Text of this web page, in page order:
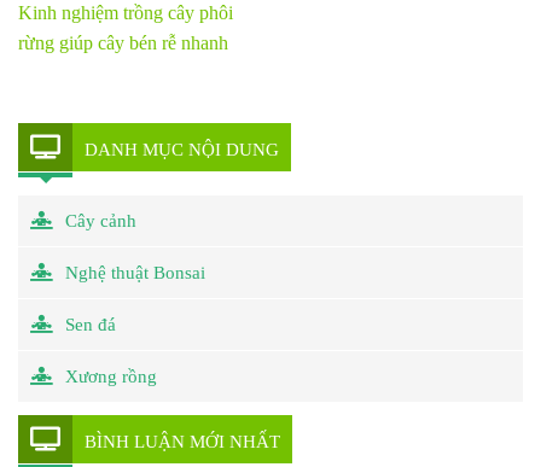
Kinh nghiệm trồng cây phôi
rừng giúp cây bén rễ nhanh
DANH MỤC NỘI DUNG
Cây cảnh
Nghệ thuật Bonsai
Sen đá
Xương rồng
BÌNH LUẬN MỚI NHẤT